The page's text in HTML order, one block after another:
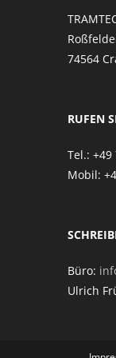
74564
RUFEN
Tel.: +49
Mobil:
Büro:
Ulrich